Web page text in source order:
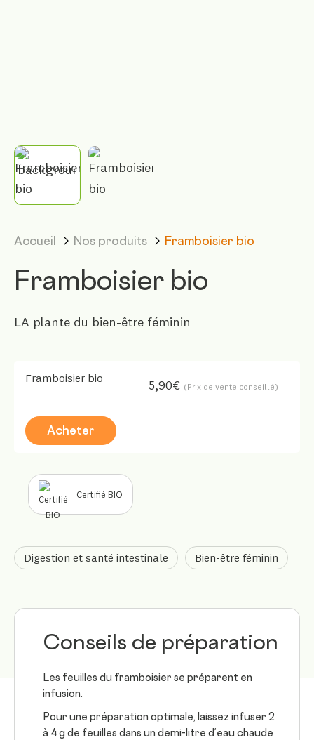
Accueil Nos produits Framboisier bio
Framboisier bio
LA plante du bien-être féminin
Framboisier bio 5,90€ (Prix de vente conseillé)
Acheter
Certifié BIO
Digestion et santé intestinale Bien-être féminin
Conseils de préparation
Les feuilles du framboisier se préparent en
infusion.
Pour une préparation optimale, laissez infuser 2
à 4 g de feuilles dans un demi-litre d’eau chaude